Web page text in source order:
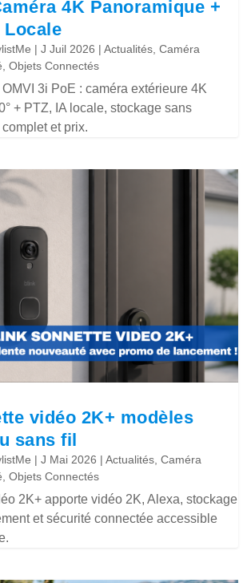
4K Panoramique +
Locale
|J Juil 2026 |Actualités ,Caméra
,Objets Connectés
3i PoE : caméra extérieure 4K
+ PTZ, IA locale, stockage sans
et prix.
vidéo 2K+ modèles
sans fil
|J Mai 2026 |Actualités ,Caméra
,Objets Connectés
2K+ apporte vidéo 2K, Alexa, stockage
et sécurité connectée accessible